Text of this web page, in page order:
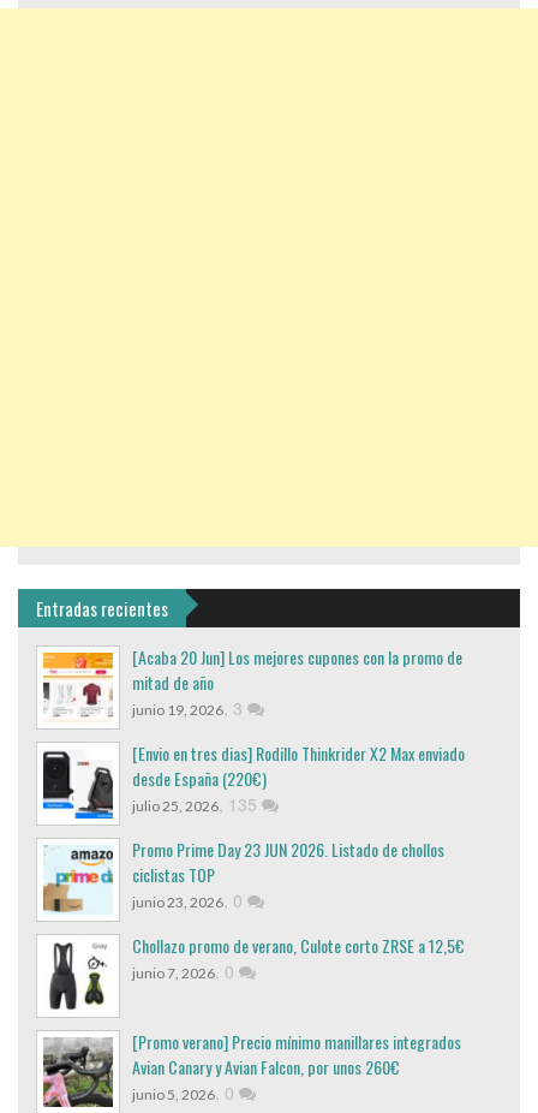
Entradas recientes
[Acaba 20 Jun] Los mejores cupones con la promo de
mitad de año
junio 19, 2026, 3
[Envio en tres dias] Rodillo Thinkrider X2 Max enviado
desde España (220€)
julio 25, 2026, 135
Promo Prime Day 23 JUN 2026. Listado de chollos
ciclistas TOP
junio 23, 2026, 0
Chollazo promo de verano, Culote corto ZRSE a 12,5€
junio 7, 2026, 0
[Promo verano] Precio mínimo manillares integrados
Avian Canary y Avian Falcon, por unos 260€
junio 5, 2026, 0